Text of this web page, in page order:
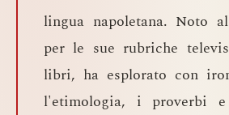
lingua napoletana. Noto
per le sue rubriche
libri, ha esplorato con
l'etimologia, i proverbi